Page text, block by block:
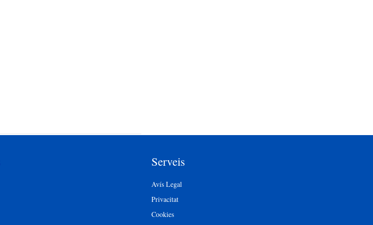
Serveis
Avís Legal
Privacitat
Cookies